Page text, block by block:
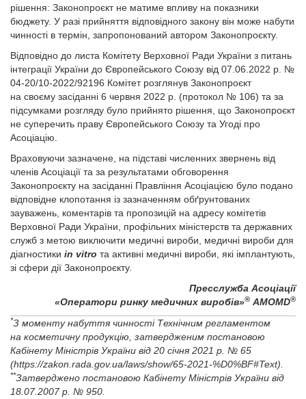
рішення: Законопроєкт не матиме впливу на показники
бюджету. У разі прийняття відповідного закону він може набути
чинності в термін, запропонований автором Законопроєкту.
Відповідно до листа Комітету Верховної Ради України з питань
інтеграції України до Європейського Союзу від 07.06.2022 р. №
04-20/10-2022/92196 Комітет розглянув Законопроєкт
на своєму засіданні 6 червня 2022 р. (протокол № 106) та за
підсумками розгляду було прийнято рішення, що Законопроєкт
не суперечить праву Європейського Союзу та Угоді про
Асоціацію.
Враховуючи зазначене, на підставі численних звернень від
членів Асоціації та за результатами обговорення
Законопроєкту на засіданні Правління Асоціацією було подано
відповідне клопотання із зазначенням обґрунтованих
зауважень, коментарів та пропозицій на адресу комітетів
Верховної Ради України, профільних міністерств та державних
служб з метою виключити медичні вироби, медичні вироби для
діагностики in vitro та активні медичні вироби, які імплантують,
зі сфери дії Законопроєкту.
Пресслужба Асоціації
«Оператори ринку медичних виробів»® AMOMD®
*З моменту набуття чинності Технічним регламентом
на косметичну продукцію, затвердженим постановою
Кабінету Міністрів України від 20 січня 2021 р. № 65
(https://zakon.rada.gov.ua/laws/show/65-2021-%D0%BF#Text).
**Затверджено постановою Кабінету Міністрів України від
18.07.2007 р. № 950.